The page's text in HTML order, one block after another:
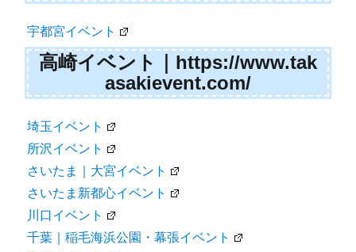
宇都宮イベント
高崎イベント｜https://www.tak
asakievent.com/
埼玉イベント
所沢イベント
さいたま｜大宮イベント
さいたま新都心イベント
川口イベント
千葉｜稲毛海浜公園・幕張イベント